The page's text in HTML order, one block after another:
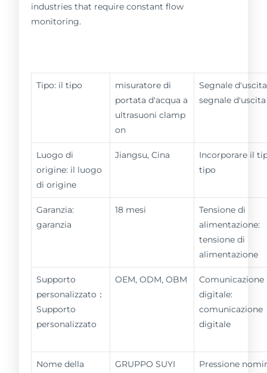
industries that require constant flow
monitoring.
Tipo: il tipo
misuratore di
portata d'acqua a
ultrasuoni clamp
on
Segnale
segnale d'uscita
Luogo di
origine: il luogo
di origine
Jiangsu, Cina
Incorporare il
tipo
Garanzia:
garanzia
18 mesi
Tensione di
alimentazione:
tensione di
alimentazione
Supporto
personalizzato：
Supporto
personalizzato
OEM, ODM, OBM
Comunicazione
digitale:
comunicazione
digitale
Nome della
GRUPPO SUYI
Pressione